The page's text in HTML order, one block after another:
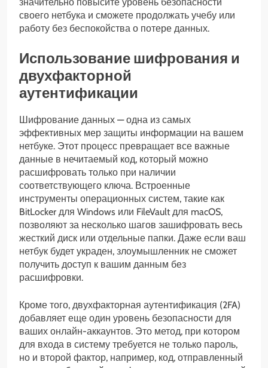
своего нетбука и сможете продолжать учебу или
работу без беспокойства о потере данных.
Использование шифрования и
двухфакторной
аутентификации
Шифрование данных — одна из самых
эффективных мер защиты информации на вашем
нетбуке. Этот процесс превращает все важные
данные в нечитаемый код, который можно
расшифровать только при наличии
соответствующего ключа. Встроенные
инструменты операционных систем, такие как
BitLocker для Windows или FileVault для macOS,
позволяют за несколько шагов зашифровать весь
жесткий диск или отдельные папки. Даже если ваш
нетбук будет украден, злоумышленник не сможет
получить доступ к вашим данным без
расшифровки.
Кроме того, двухфакторная аутентификация (2FA)
добавляет еще один уровень безопасности для
ваших онлайн-аккаунтов. Это метод, при котором
для входа в систему требуется не только пароль,
но и второй фактор, например, код, отправленный